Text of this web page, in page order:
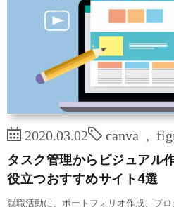
2020.03.02 canva
タスク管理からビジュアル
役立つおすすめサイト4選
就職活動に、ポートフォリオ作成、プ